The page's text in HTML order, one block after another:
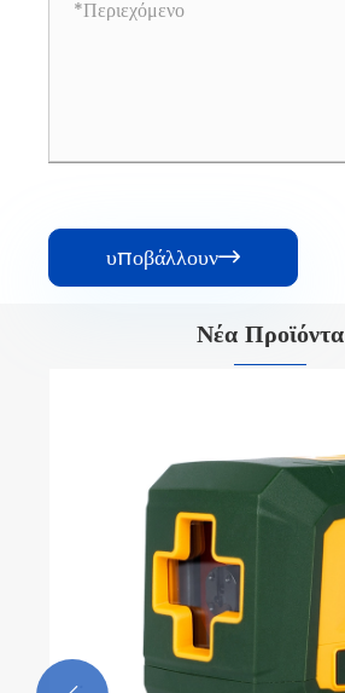
υποβάλλουν
Νέα Προϊόντα